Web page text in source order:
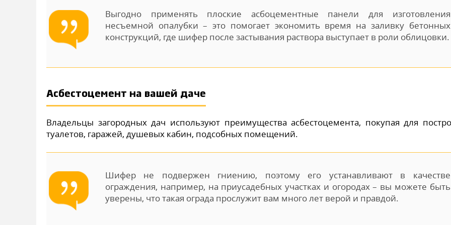
Выгодно применять плоские асбоцементные панели для изготовления
несъемной опалубки – это помогает экономить время на заливку бетонных
конструкций, где шифер после застывания раствора выступает в роли облицовки.
Асбестоцемент на вашей даче
Владельцы загородных дач используют преимущества асбестоцемента, покупая для
туалетов, гаражей, душевых кабин, подсобных помещений.
Шифер не подвержен гниению, поэтому его устанавливают в качестве
ограждения, например, на приусадебных участках и огородах – вы можете быть
уверены, что такая ограда прослужит вам много лет верой и правдой.